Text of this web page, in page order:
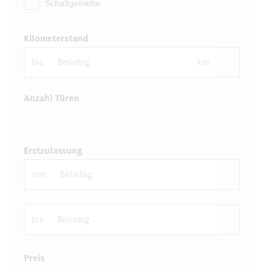
Schaltgetriebe
Kilometerstand
bis km
Anzahl Türen
Erstzulassung
von
bis
Preis